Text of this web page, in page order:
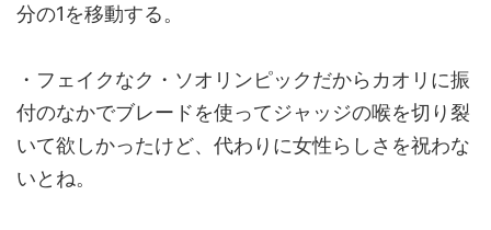
分の1を移動する。
・フェイクなク・ソオリンピックだからカオリに振
付のなかでブレードを使ってジャッジの喉を切り裂
いて欲しかったけど、代わりに女性らしさを祝わな
いとね。